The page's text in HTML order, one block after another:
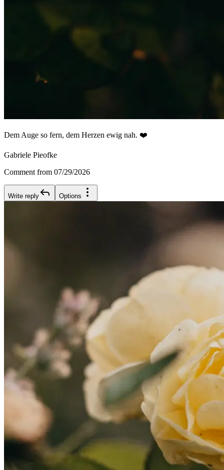
Dem Auge so fern, dem Herzen ewig nah. ❤️
Gabriele Pieofke
Comment from 07/29/2026
Write reply Options